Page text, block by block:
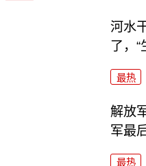
河水
了，“
最热
解放
军最
最热